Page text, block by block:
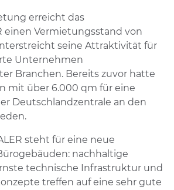
erreicht das
einen Vermietungsstand von
seine Attraktivität für
Unternehmen
Branchen. Bereits zuvor hatte
mit über 6.000 qm für eine
Deutschlandzentrale an den
steht für eine neue
nachhaltige
technische Infrastruktur und
treffen auf eine sehr gute